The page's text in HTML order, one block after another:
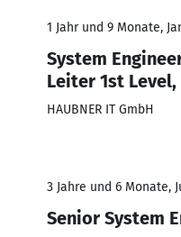
1 Jahr und 9 Monate,
System
Leiter 1st
HAUBNER IT GmbH
3 Jahre und 6 Monate,
Senior System